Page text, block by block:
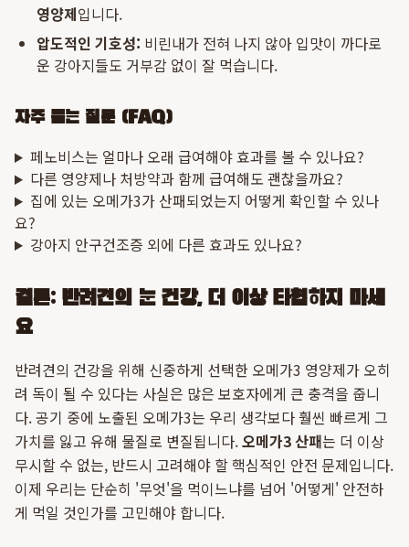
영양제입니다.
압도적인 기호성: 비린내가 전혀 나지 않아 입맛이 까다로
운 강아지들도 거부감 없이 잘 먹습니다.
자주 묻는 질문 (FAQ)
페노비스는 얼마나 오래 급여해야 효과를 볼 수 있나요?
다른 영양제나 처방약과 함께 급여해도 괜찮을까요?
집에 있는 오메가3가 산패되었는지 어떻게 확인할 수 있나
요?
강아지 안구건조증 외에 다른 효과도 있나요?
결론: 반려견의 눈 건강, 더 이상 타협하지 마세
요
반려견의 건강을 위해 신중하게 선택한 오메가3 영양제가 오히
려 독이 될 수 있다는 사실은 많은 보호자에게 큰 충격을 줍니
다. 공기 중에 노출된 오메가3는 우리 생각보다 훨씬 빠르게 그
가치를 잃고 유해 물질로 변질됩니다.오메가3 산패는 더 이상
무시할 수 없는, 반드시 고려해야 할 핵심적인 안전 문제입니다.
이제 우리는 단순히 '무엇'을 먹이느냐를 넘어 '어떻게' 안전하
게 먹일 것인가를 고민해야 합니다.